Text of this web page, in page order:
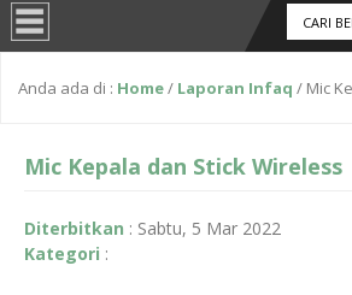
Anda ada di : Home/ Laporan Infaq / Mic
Mic Kepala dan Stick Wireless
Diterbitkan : Sabtu, 5 Mar 2022
Kategori :